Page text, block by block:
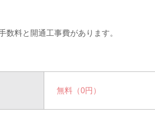
料と開通工事費があります。
無料（0円）
無料（0円）